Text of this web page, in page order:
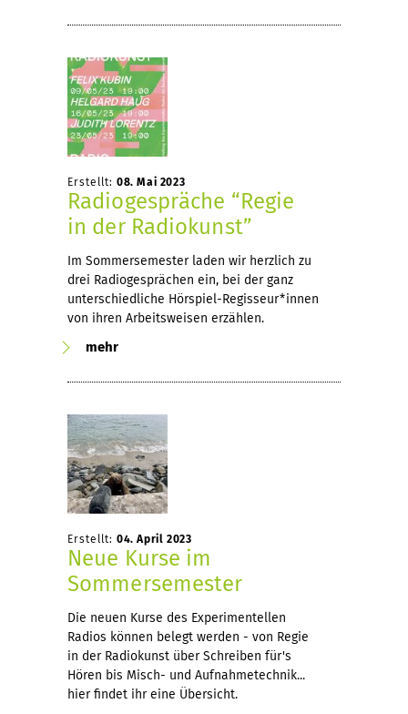
Erstellt: 08. Mai 2023
Radiogespräche “Regie
in der Radiokunst”
Im Sommersemester laden wir herzlich zu
drei Radiogesprächen ein, bei der ganz
unterschiedliche Hörspiel-Regisseur*innen
von ihren Arbeitsweisen erzählen.
mehr
Erstellt: 04. April 2023
Neue Kurse im
Sommersemester
Die neuen Kurse des Experimentellen
Radios können belegt werden - von Regie
in der Radiokunst über Schreiben für's
Hören bis Misch- und Aufnahmetechnik...
hier findet ihr eine Übersicht.